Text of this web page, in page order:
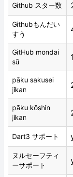
Github スター数
Githubもんだい
すう
GitHub mondai
sū
pāku sakusei
jikan
pāku kōshin
jikan
Dart3 サポート
ヌルセーフティ
ーサポート